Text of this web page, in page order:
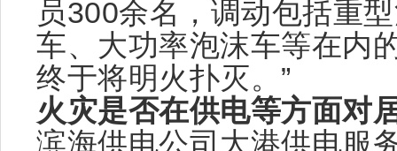
员300余名，调动包括重
车、大功率泡沫车等在内
终于将明火扑灭。”
火灾是否在供电等方面对
滨海供电公司大港供电服